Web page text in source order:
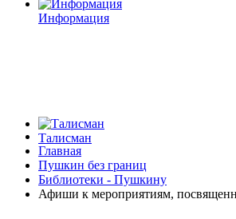
Информация
Талисман
Главная
Пушкин без границ
Библиотеки - Пушкину
Афиши к мероприятиям,